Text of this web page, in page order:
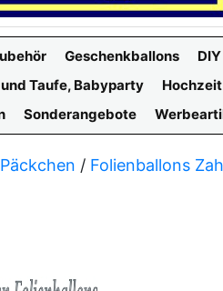
Geschenkballons
Taufe, Babyparty
Sonderangebote
/ Folienballons